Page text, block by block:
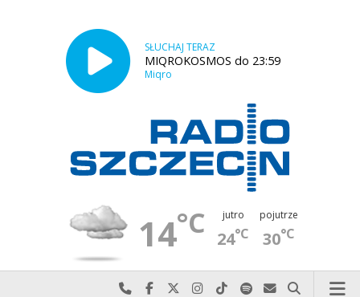
SŁUCHAJ TERAZ
MIQROKOSMOS do 23:59
Miqro
14°C jutro
24°C
pojutrze
30°C
Najlepiej po prostu do nas zadzwoń
Odwiedź nas na Facebook-u
Odwiedź nas na X
Odwiedź nas na Instagram-ie
Odwiedź nas na TikTok-u
Szukaj nas na Spotify
Wyślij do nas
Szukaj